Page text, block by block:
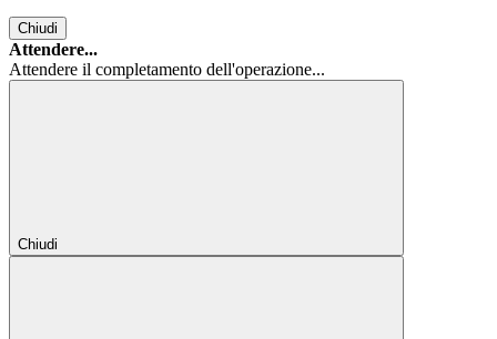
Chiudi
Attendere...
Attendere il completamento dell'operazione...
Chiudi